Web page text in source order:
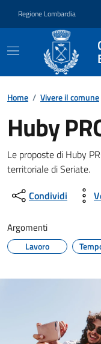
Regione Lombardia
Home / Vivere il comune
Huby
Dettagli
Le proposte di Huby
territoriale di Seriate.
Condividi
Argomenti
Lavoro